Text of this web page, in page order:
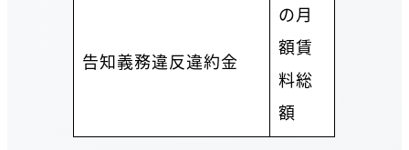
の月
額賃
料総
額
告知義務違反違約金